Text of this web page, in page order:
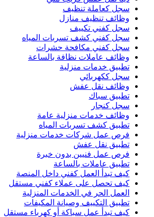
سجل كعاملة تنظيف
وظائف تنظيف منازل
سجل كفني تكييف
سجل كفني كشف تسربات المياه
سجل كفني مكافحة حشرات
وظائف عاملات نظافة بالساعة
تطبيق خدمات منزلية
سجل ككهربائي
وظائف نقل عفش
تطبيق سباك
سجل كنجار
وظائف خدمات منزلية عامة
تطبيق كشف تسربات المياه
فرص عمل شركات خدمات منزلية
تطبيق نقل عفش
فرص عمل فنيين بدون خبرة
تطبيق عاملات بالساعة
كيف تبدأ العمل كفني داخل المنصة
كيف تحصل على عملاء كفني مستقل
العمل الحر في الخدمات المنزلية
تطبيق التكييف وصيانة المكيفات
كيف تبدأ عمل سباكة أو كهرباء مستقل